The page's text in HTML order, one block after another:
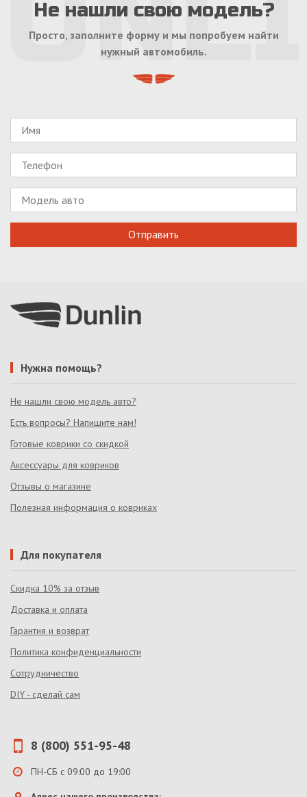
Не нашли свою модель?
Просто, заполните форму и мы попробуем найти
нужный автомобиль.
Нужна помощь?
Не нашли свою модель авто?
Есть вопросы? Напишите нам!
Готовые коврики со скидкой
Аксессуары для ковриков
Отзывы о магазине
Полезная информация о ковриках
Для покупателя
Скидка 10% за отзыв
Доставка и оплата
Гарантия и возврат
Политика конфиденциальности
Сотрудничество
DIY - сделай сам
8 (800) 551-95-48
ПН-СБ с 09:00 до 19:00